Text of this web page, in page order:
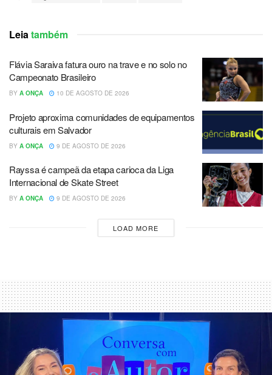
Leiatambém
Flávia Saraiva fatura ouro na trave e no solo no
Campeonato Brasileiro
BY A ONÇA 10 DE AGOSTO DE 2026
Projeto aproxima comunidades de equipamentos
culturais em Salvador
BY A ONÇA 9 DE AGOSTO DE 2026
Rayssa é campeã da etapa carioca da Liga
Internacional de Skate Street
BY A ONÇA 9 DE AGOSTO DE 2026
LOAD MORE